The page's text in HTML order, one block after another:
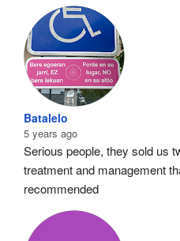
Batalelo
5 years ago
Serious people, they sold us
treatment and management
recommended